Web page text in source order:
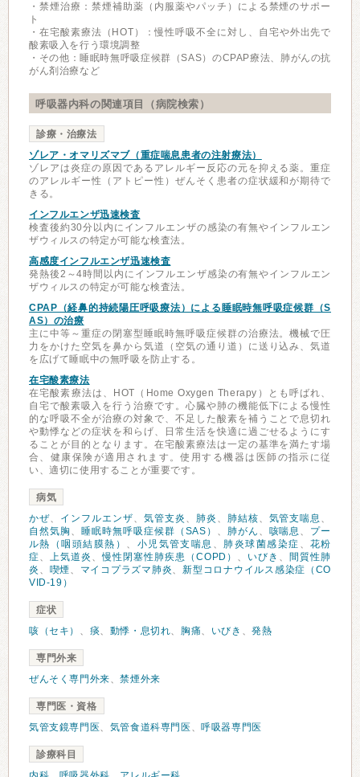
・禁煙治療：禁煙補助薬（内服薬やパッチ）による禁煙のサポー
ト
・在宅酸素療法（HOT）：慢性呼吸不全に対し、自宅や外出先で
酸素吸入を行う環境調整
・その他：睡眠時無呼吸症候群（SAS）のCPAP療法、肺がんの抗
がん剤治療など
呼吸器内科の関連項目（病院検索）
診療・治療法
ゾレア・オマリズマブ（重症喘息患者の注射療法）
ゾレアは炎症の原因であるアレルギー反応の元を抑える薬。重症
のアレルギー性（アトピー性）ぜんそく患者の症状緩和が期待で
きる。
インフルエンザ迅速検査
検査後約30分以内にインフルエンザの感染の有無やインフルエン
ザウィルスの特定が可能な検査法。
高感度インフルエンザ迅速検査
発熱後2～4時間以内にインフルエンザ感染の有無やインフルエン
ザウィルスの特定が可能な検査法。
CPAP（経鼻的持続陽圧呼吸療法）による睡眠時無呼吸症候群（S
AS）の治療
主に中等～重症の閉塞型睡眠時無呼吸症候群の治療法。機械で圧
力をかけた空気を鼻から気道（空気の通り道）に送り込み、気道
を広げて睡眠中の無呼吸を防止する。
在宅酸素療法
在宅酸素療法は、HOT（Home Oxygen Therapy）とも呼ばれ、
自宅で酸素吸入を行う治療です。心臓や肺の機能低下による慢性
的な呼吸不全が治療の対象で、不足した酸素を補うことで息切れ
や動悸などの症状を和らげ、日常生活を快適に過ごせるようにす
ることが目的となります。在宅酸素療法は一定の基準を満たす場
合、健康保険が適用されます。使用する機器は医師の指示に従
い、適切に使用することが重要です。
病気
かぜ、 インフルエンザ、 気管支炎 、 肺炎 、 肺結核、 気管支喘息 、
自然気胸 、 睡眠時無呼吸症候群（SAS） 、 肺がん 、 咳喘息 、 プー
ル熱（咽頭結膜熱） 、 小児気管支喘息 、 肺炎球菌感染症 、 花粉
症、上気道炎 、慢性閉塞性肺疾患（COPD） 、 いびき 、 間質性肺
炎 、 喫煙 、 マイコプラズマ肺炎、新型コロナウイルス感染症（CO
VID-19）
症状
咳（セキ） 、 痰、 動悸・息切れ、 胸痛、 いびき 、発熱
専門外来
ぜんそく専門外来、禁煙外来
専門医・資格
気管支鏡専門医、 気管食道科専門医 、呼吸器専門医
診療科目